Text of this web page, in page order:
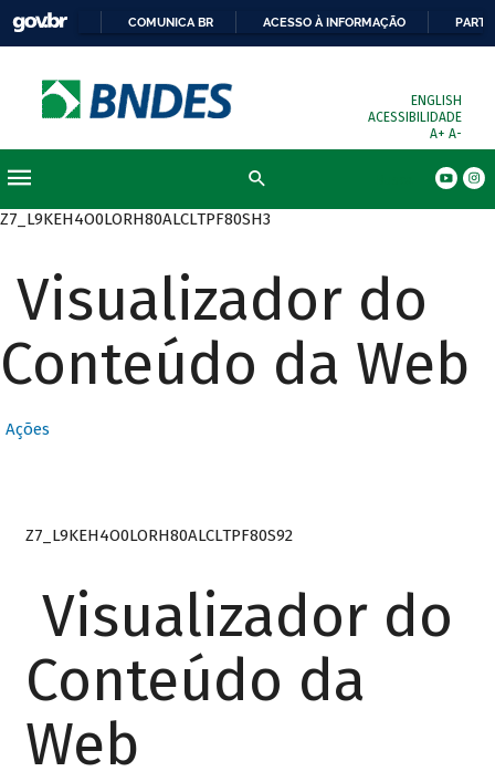
COMUNICA BR ACESSO À INFORMAÇÃO
ENGLISH
ACESSIBILIDADE
A+ A-
Z7_L9KEH4O0LORH80ALCLTPF80SH3
Visualizador do
Conteúdo da Web
Ações
Z7_L9KEH4O0LORH80ALCLTPF80S92
Visualizador do
Conteúdo da
Web